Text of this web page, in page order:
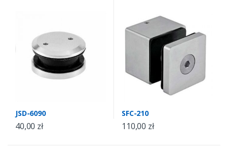
JSD-6090
40,00 zł
SFC-210
110,00 zł